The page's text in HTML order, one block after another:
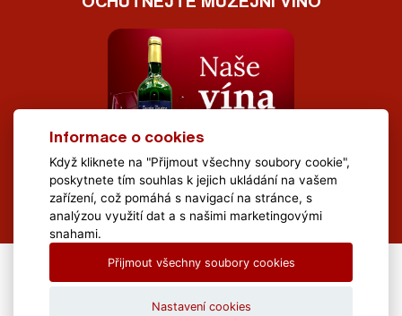
All Rights Reserved Muzeum Brněnska © 2020, Webdesign by
Informace o cookies
Když kliknete na "Přijmout všechny soubory cookie",
poskytnete tím souhlas k jejich ukládání na vašem
zařízení, což pomáhá s navigací na stránce, s
analýzou využití dat a s našimi marketingovými
snahami.
Přijmout všechny soubory cookies
Nastavení cookies